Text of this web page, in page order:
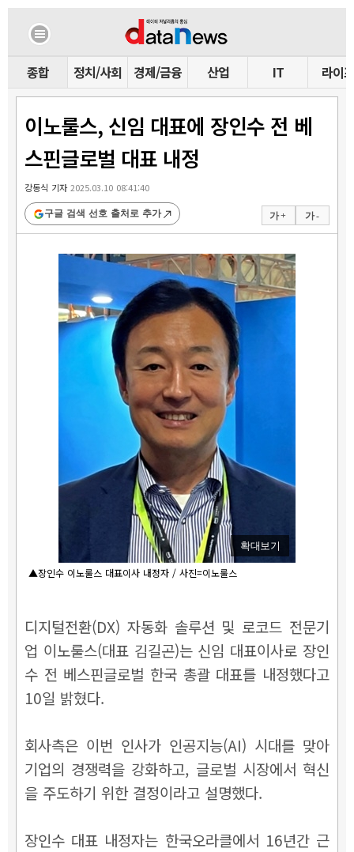
종합 정치/사회 경제/금융 산업 IT 라이프
이노룰스, 신임 대표에 장인수 전 베
스핀글로벌 대표 내정
강동식 기자2025.03.10 08:41:40
가 + 가 -
구글 검색 선호 출처로 추가
확대보기
▲장인수 이노룰스 대표이사 내정자 / 사진=이노룰스
디지털전환(DX) 자동화 솔루션 및 로코드 전문기
업 이노룰스(대표 김길곤)는 신임 대표이사로 장인
수 전 베스핀글로벌 한국 총괄 대표를 내정했다고
10일 밝혔다.
회사측은 이번 인사가 인공지능(AI) 시대를 맞아
기업의 경쟁력을 강화하고, 글로벌 시장에서 혁신
을 주도하기 위한 결정이라고 설명했다.
장인수 대표 내정자는 한국오라클에서 16년간 근